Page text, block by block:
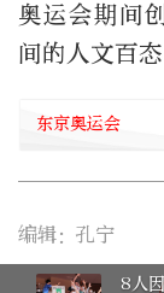
奥运会期间
间的人文百态
东京奥运会
编辑：孔宁
8人